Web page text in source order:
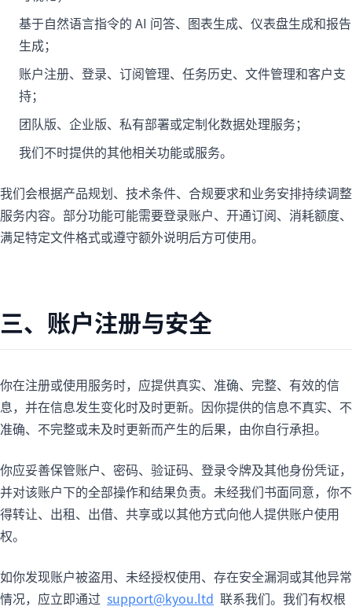
基于自然语言指令的 AI 问答、图表生成、仪表盘生成和报告
生成；
账户注册、登录、订阅管理、任务历史、文件管理和客户支
持；
团队版、企业版、私有部署或定制化数据处理服务；
我们不时提供的其他相关功能或服务。
我们会根据产品规划、技术条件、合规要求和业务安排持续调整
服务内容。部分功能可能需要登录账户、开通订阅、消耗额度、
满足特定文件格式或遵守额外说明后方可使用。
三、账户注册与安全
你在注册或使用服务时，应提供真实、准确、完整、有效的信
息，并在信息发生变化时及时更新。因你提供的信息不真实、不
准确、不完整或未及时更新而产生的后果，由你自行承担。
你应妥善保管账户、密码、验证码、登录令牌及其他身份凭证，
并对该账户下的全部操作和结果负责。未经我们书面同意，你不
得转让、出租、出借、共享或以其他方式向他人提供账户使用
权。
如你发现账户被盗用、未经授权使用、存在安全漏洞或其他异常
情况，应立即通过 support@kyou.ltd 联系我们。我们有权根